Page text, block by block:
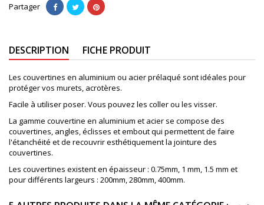
Partager
DESCRIPTION FICHE PRODUIT
Les couvertines en aluminium ou acier prélaqué sont idéales pour
protéger vos murets, acrotères.
Facile à utiliser poser. Vous pouvez les coller ou les visser.
La gamme couvertine en aluminium et acier se compose des
couvertines, angles, éclisses et embout qui permettent de faire
l'étanchéité et de recouvrir esthétiquement la jointure des
couvertines.
Les couvertines existent en épaisseur : 0.75mm, 1 mm, 1.5 mm et
pour différents largeurs : 200mm, 280mm, 400mm.